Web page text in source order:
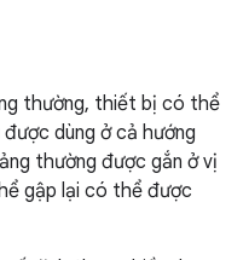
thường, thiết bị có thể
dùng ở cả hướng
thường được gắn ở vị
gập lại có thể được